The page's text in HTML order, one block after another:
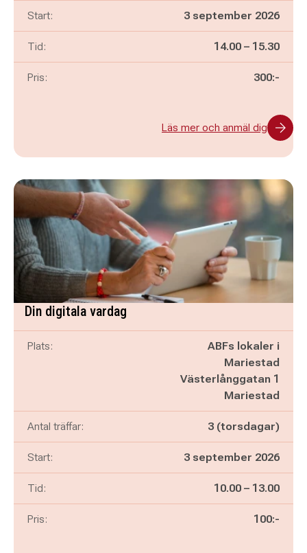
Start: 3 september 2026
Tid: Pågår mellan
14.00 – och
15.30
Pris: 300:-
Läs mer och anmäl dig
Din digitala vardag
Plats:
ABFs lokaler i
Mariestad
Västerlånggatan 1
Mariestad
Antal träffar: 3 (torsdagar)
Start: 3 september 2026
Tid: Pågår mellan
10.00 – och
13.00
Pris: 100:-